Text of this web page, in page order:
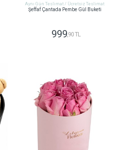
Aynı Gün Teslimat / Ücretsiz Teslimat
Şeffaf Çantada Pembe Gül Buketi
999,90 TL